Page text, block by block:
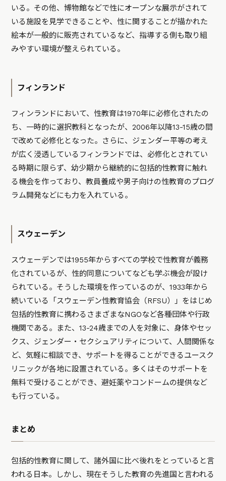
いる。その他、博物館などで性にオープンな展示がされて
いる施設を見学できることや、性に関することが描かれた
絵本が一般的に販売されているなど、指導する側も取り組
みやすい環境が整えられている。
フィンランド
フィンランドにおいて、性教育は1970年に必修化されたの
ち、一時的に選択教科となったが、2006年以降13-15歳の間
で改めて必修化となった。さらに、ジェンダー平等の考え
が広く浸透しているフィンランドでは、必修化とされてい
る時期に限らず、幼少期から継続的に包括的性教育に触れ
る機会を作っており、教員養成や男子向けの性教育のプログ
ラム開発などにも力を入れている。
スウェーデン
スウェーデンでは1955年からすべての学校で性教育が義務
化されているが、性的同意についてなども学ぶ機会が設け
られている。そうした環境を作っているのが、1933年から
続いている「スウェーデン性教育協会（RFSU）」をはじめ
包括的性教育に携わるさまざまなNGOなど各種団体や行政
機関である。また、13-24歳までの人を対象に、身体やセッ
クス、ジェンダー・セクシュアリティについて、人間関係な
ど、気軽に相談でき、サポートを得ることができるユースク
リニックが各地に設置されている。多くはそのサポートを
無料で受けることができ、避妊薬やコンドームの提供など
も行っている。
まとめ
包括的性教育に関して、諸外国に比べ後れをとっていると言
われる日本。しかし、現在そうした教育の先進国と言われる